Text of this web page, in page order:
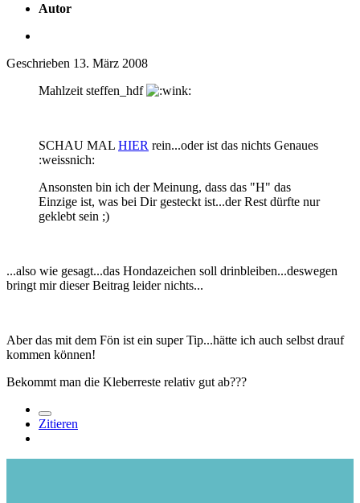
Autor
Geschrieben 13. März 2008
Mahlzeit steffen_hdf
SCHAU MAL HIER rein...oder ist das nichts Genaues
:weissnich:
Ansonsten bin ich der Meinung, dass das "H" das
Einzige ist, was bei Dir gesteckt ist...der Rest dürfte nur
geklebt sein ;)
...also wie gesagt...das Hondazeichen soll drinbleiben...deswegen
bringt mir dieser Beitrag leider nichts...
Aber das mit dem Fön ist ein super Tip...hätte ich auch selbst drauf
kommen können!
Bekommt man die Kleberreste relativ gut ab???
Zitieren